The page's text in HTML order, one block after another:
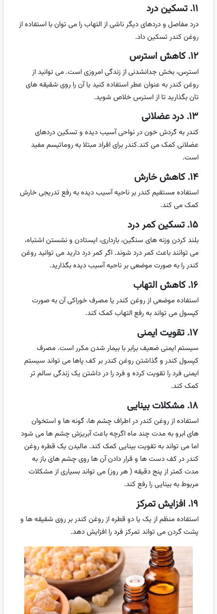
۱۱. تسکین درد
درد مفاصل و دردهای دیگر ناشی از التهاب را می توان با استفاده از
روغن کندر تسکین داد.
۱۲. کاهش استرس
استرس، بخش جدانشدنی از زندگی امروزی است. می توانید از
روغن کندر به عنوان عطر استفاده کنید یا آن را روی شقیقه های
تان بگذارید تا از استرس خلاص شوید.
۱۳. درد عضلانی
کندر به گردش خون در نواحی آسیب دیده و تسکین دردهای
عضلانی کمک می کند.کندر برای افراد مبتلا به روماتیسم مفید
است.
۱۴. کاهش خارش
استفاده مستقیم کندر بر ناحیه آسیب دیده به رفع تدریجی خارش
کمک می کند.
۱۵. تسکین کمر درد
بلند کردن وزنه های سنگین، بارداری، ایستادن و نشستن اشتباه،
می توانند باعث کمر درد شوند. اگر کمر درد دارید می توانید روغن
کندر را به صورت موضعی بر ناحیه آسیب دیده بگذارید.
۱۶. کاهش التهاب
استفاده موضعی از روغن کندر یا مصرف خوراکی آن به صورت
کپسول می تواند به رفع التهاب کمک کند.
۱۷. تقویت ایمنی
سیستم ایمنی ضعیف برابر با بیمار شدن مکرر است. مصرف
کپسول کندر و گذاشتن روغن کندر بر کف پاها می تواند سیستم
ایمنی فرد را تقویت کرده و فرد را در داشتن یک زندگی سالم تر
کمک کند.
۱۸. مشکلات بینایی
استفاده از روغن کندر در اطراف چشم ها، گونه ها و استخوان
های ابرو به مدت چند ماه اگرچه باعث آبریزش چشم ها می شود
اما می تواند به تقویت بینایی کمک کند. مالیدن یک قطره روغن
کندر در کف دست ها و قرار دادن آن ها روی چشم های باز به
مدت کمتر از پنج دقیقه ( هر روز) می تواند بسیاری از مشکلات
مربوط به بینایی را رفع کند.
۱۹. افزایش تمرکز
استفاده منظم از یک یا دو قطره از روغن کندر بر روی شقیقه ها و
پشت گردن می تواند تمرکز فرد را افزایش دهد.